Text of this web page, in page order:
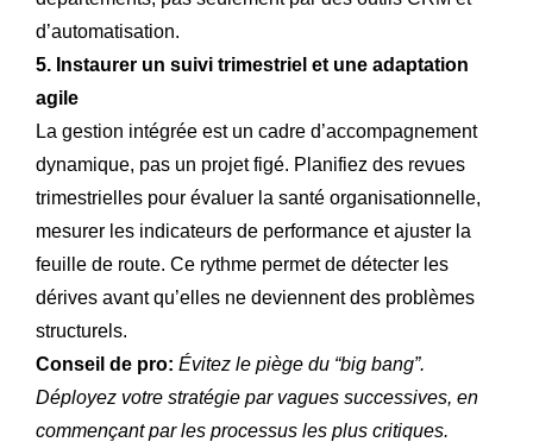
d’automatisation.
5. Instaurer un suivi trimestriel et une adaptation
agile
La gestion intégrée est un cadre d’accompagnement
dynamique, pas un projet figé. Planifiez des revues
trimestrielles pour évaluer la santé organisationnelle,
mesurer les indicateurs de performance et ajuster la
feuille de route. Ce rythme permet de détecter les
dérives avant qu’elles ne deviennent des problèmes
structurels.
Conseil de pro: Évitez le piège du “big bang”.
Déployez votre stratégie par vagues successives, en
commençant par les processus les plus critiques.